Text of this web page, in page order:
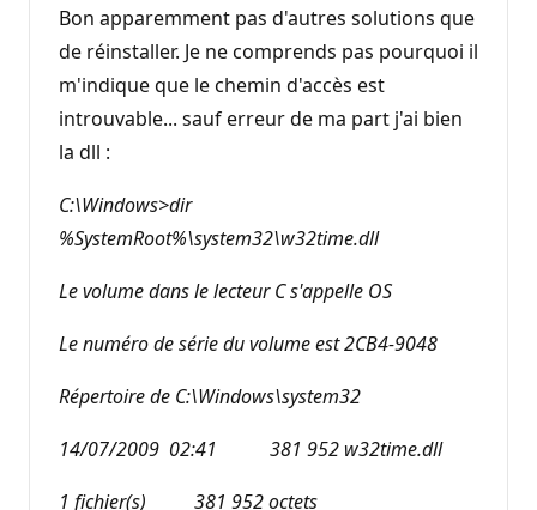
Bon apparemment pas d'autres solutions que
de réinstaller. Je ne comprends pas pourquoi il
m'indique que le chemin d'accès est
introuvable... sauf erreur de ma part j'ai bien
la dll :
C:\Windows>dir
%SystemRoot%\system32\w32time.dll
Le volume dans le lecteur C s'appelle OS
Le numéro de série du volume est 2CB4-9048
Répertoire de C:\Windows\system32
14/07/2009 02:41 381 952 w32time.dll
1 fichier(s) 381 952 octets